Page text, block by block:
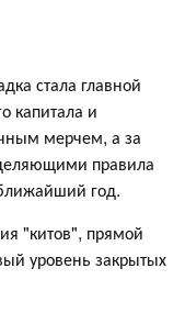
стала главной
капитала и
мерчем, а за
правила
год.
"китов", прямой
уровень закрытых